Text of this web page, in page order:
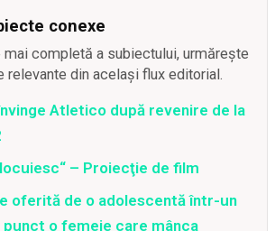
conexe
mai completă a subiectului, urmărește
relevante din același flux editorial.
Atletico după revenire de la
– Proiecţie de film
oferită de o adolescentă într-un
punct o femeie care mânca